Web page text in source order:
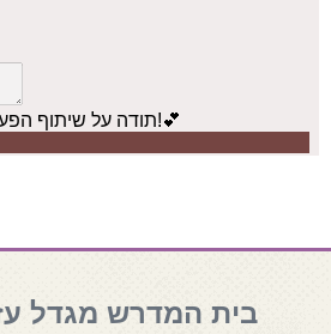
בית המדרש מגדל עז